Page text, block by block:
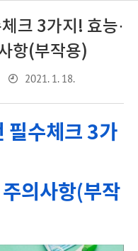
크 3가지! 효능·
항(부작용)
2021. 1. 18.
필수체크 3가
의사항(부작